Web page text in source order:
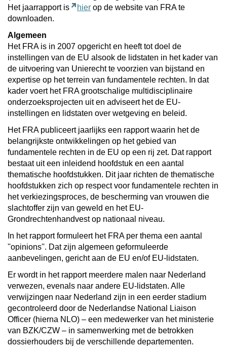
Het jaarrapport is
hier op de website van FRA te
downloaden.
Algemeen
Het FRA is in 2007 opgericht en heeft tot doel de
instellingen van de EU alsook de lidstaten in het kader van
de uitvoering van Unierecht te voorzien van bijstand en
expertise op het terrein van fundamentele rechten. In dat
kader voert het FRA grootschalige multidisciplinaire
onderzoeksprojecten uit en adviseert het de EU-
instellingen en lidstaten over wetgeving en beleid.
Het FRA publiceert jaarlijks een rapport waarin het de
belangrijkste ontwikkelingen op het gebied van
fundamentele rechten in de EU op een rij zet. Dat rapport
bestaat uit een inleidend hoofdstuk en een aantal
thematische hoofdstukken. Dit jaar richten de thematische
hoofdstukken zich op respect voor fundamentele rechten in
het verkiezingsproces, de bescherming van vrouwen die
slachtoffer zijn van geweld en het EU-
Grondrechtenhandvest op nationaal niveau.
In het rapport formuleert het FRA per thema een aantal
''opinions''. Dat zijn algemeen geformuleerde
aanbevelingen, gericht aan de EU en/of EU-lidstaten.
Er wordt in het rapport meerdere malen naar Nederland
verwezen, evenals naar andere EU-lidstaten. Alle
verwijzingen naar Nederland zijn in een eerder stadium
gecontroleerd door de Nederlandse National Liaison
Officer (hierna NLO) – een medewerker van het ministerie
van BZK/CZW – in samenwerking met de betrokken
dossierhouders bij de verschillende departementen.